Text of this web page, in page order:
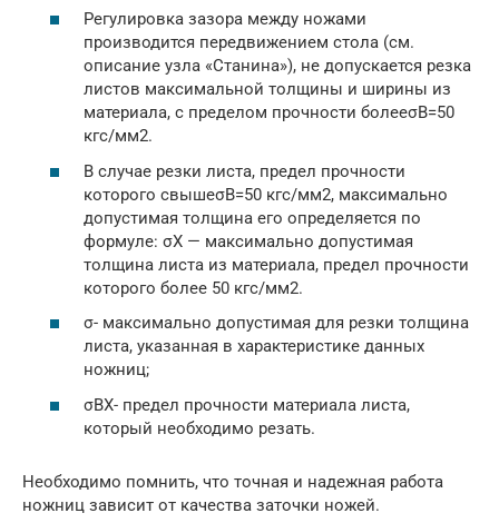
Регулировка зазора между ножами
производится передвижением стола (см.
описание узла «Станина»), не допускается резка
листов максимальной толщины и ширины из
материала, с пределом прочности болееσВ=50
кгс/мм2.
В случае резки листа, предел прочности
которого свышеσВ=50 кгс/мм2, максимально
допустимая толщина его определяется по
формуле: σХ — максимально допустимая
толщина листа из материала, предел прочности
которого более 50 кгс/мм2.
σ- максимально допустимая для резки толщина
листа, указанная в характеристике данных
ножниц;
σВХ- предел прочности материала листа,
который необходимо резать.
Необходимо помнить, что точная и надежная работа
ножниц зависит от качества заточки ножей.